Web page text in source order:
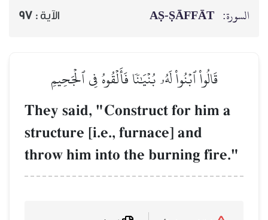
السورة: AṢ-ṢĀFFĀT الآية : 97
قَالُواْ ٱبۡنُواْ لَهُۥ بُنۡيَٰنٗا فَأَلۡقُوهُ فِي ٱلۡجَحِيمِ
They said, "Construct for him a
structure [i.e., furnace] and
throw him into the burning fire."